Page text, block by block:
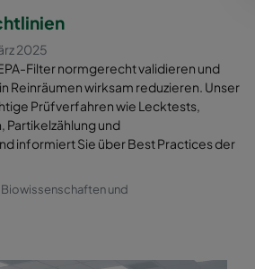
2025
Filter normgerecht validieren und
Reinräumen wirksam reduzieren. Unser
Prüfverfahren wie Lecktests,
Partikelzählung und
informiert Sie über Best Practices der
Biowissenschaften und